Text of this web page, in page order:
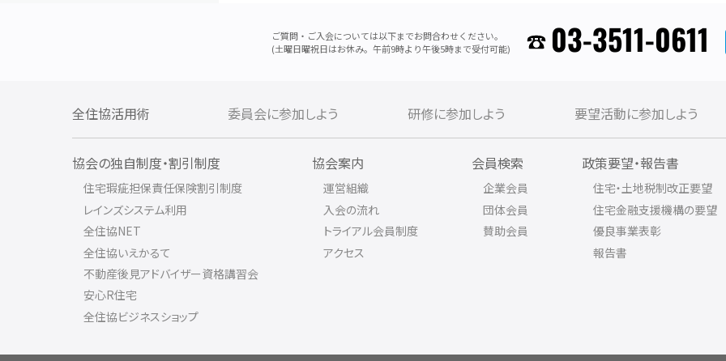
ご質問・ご入会については以下までお問合わせください。
(土曜日曜祝日はお休み。午前9時より午後5時まで受付可能)
03-3511-0611
全住協活用術 委員会に参加しよう 研修に参加しよう 要望活動に参加しよう
協会の独自制度・割引制度
住宅瑕疵担保責任保険割引制度
レインズシステム利用
全住協NET
全住協いえかるて
不動産後見アドバイザー資格講習会
安心R住宅
全住協ビジネスショップ
協会案内
運営組織
入会の流れ
トライアル会員制度
アクセス
会員検索
企業会員
団体会員
賛助会員
政策要望・報告書
住宅・土地税制改正要望
住宅金融支援機構の要望
優良事業表彰
報告書